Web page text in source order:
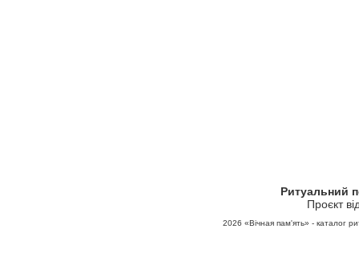
Ритуальний
Проєкт
2026 «Вічная пам'ять» - каталог